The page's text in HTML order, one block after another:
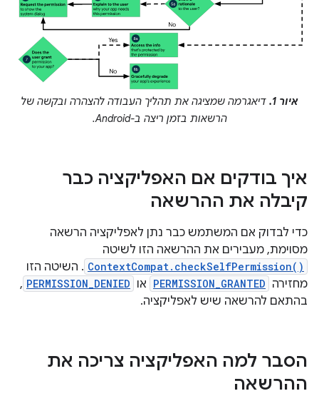
איור 1.
דיאגרמה שמציגה את תהליך העבודה להצהרה ובקשה של
הרשאות בזמן ריצה ב-Android.
איך בודקים אם האפליקציה כבר
קיבלה את ההרשאה
כדי לבדוק אם המשתמש כבר נתן לאפליקציה הרשאה
מסוימת, מעבירים את ההרשאה הזו לשיטה
ContextCompat.checkSelfPermission() . השיטה הזו
מחזירה PERMISSION_GRANTED או PERMISSION_DENIED
,
בהתאם להרשאה שיש לאפליקציה.
הסבר למה האפליקציה צריכה את
ההרשאה